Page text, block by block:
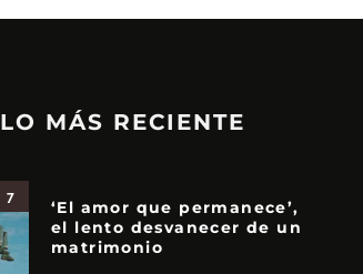
LO MÁS RECIENTE
7
‘El amor que permanece’,
el lento desvanecer de un
matrimonio